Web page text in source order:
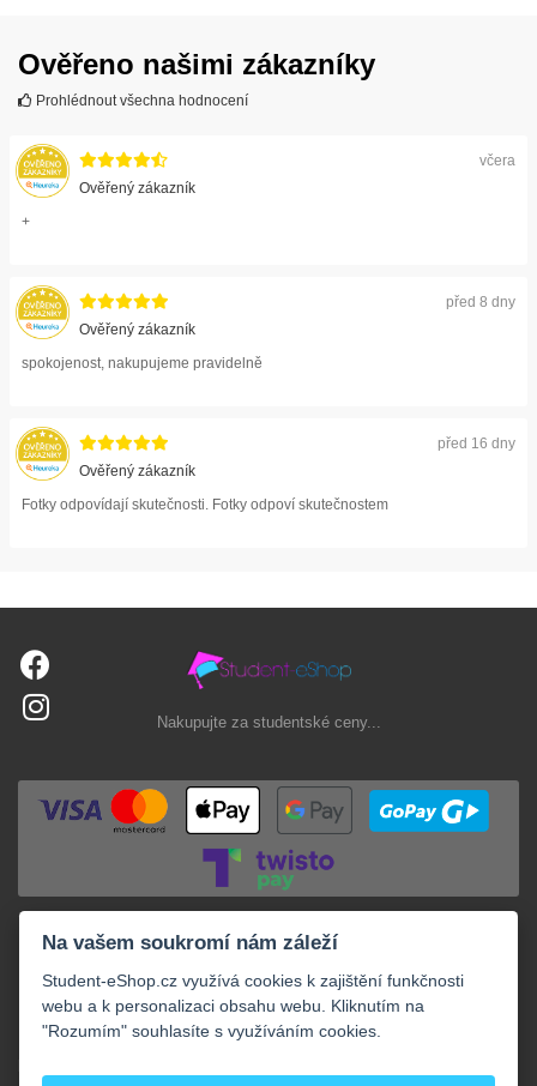
Ověřeno našimi zákazníky
Prohlédnout všechna hodnocení
včera
Ověřený zákazník
+
před 8 dny
Ověřený zákazník
spokojenost, nakupujeme pravidelně
před 16 dny
Ověřený zákazník
Fotky odpovídají skutečnosti. Fotky odpoví skutečnostem
Nakupujte za studentské ceny...
Na vašem soukromí nám záleží
Student-eShop.cz využívá cookies k zajištění funkčnosti
webu a k personalizaci obsahu webu. Kliknutím na
"Rozumím" souhlasíte s využíváním cookies.